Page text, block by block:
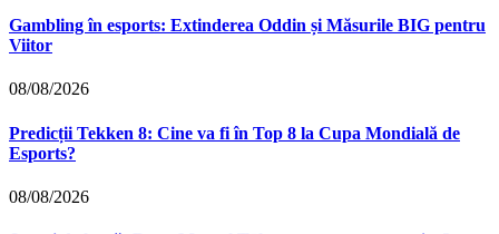
Gambling în esports: Extinderea Oddin și Măsurile BIG pentru
Viitor
08/08/2026
Predicții Tekken 8: Cine va fi în Top 8 la Cupa Mondială de
Esports?
08/08/2026